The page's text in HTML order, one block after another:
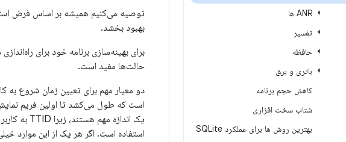
ANR ها
تفسیر
حافظه
باتری و برق
کاهش حجم برنامه
شتاب سخت افزاری
بهترین روش ها برای عملکرد SQLite
توصیه می‌کنیم همیشه بر اساس فرض
بهبود بخشد.
برای بهینه‌سازی برنامه خود برای
حالت‌ها مفید است.
دو معیار مهم برای تعیین زمان شروع به
استفاده است. اگر هر یک از این موارد